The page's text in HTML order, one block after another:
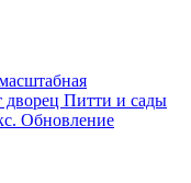
дворец Питти и сады
Обновление